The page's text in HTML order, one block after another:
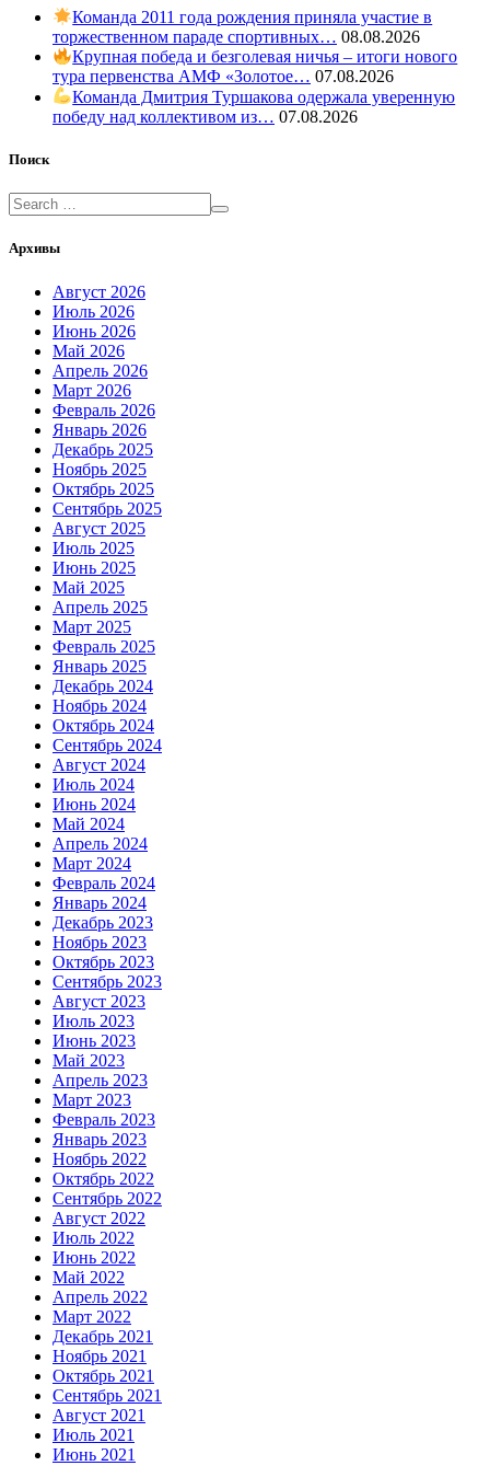
Команда 2011 года рождения приняла участие в
торжественном параде спортивных… 08.08.2026
Крупная победа и безголевая ничья – итоги нового
тура первенства АМФ «Золотое… 07.08.2026
Команда Дмитрия Туршакова одержала уверенную
победу над коллективом из… 07.08.2026
Поиск
Архивы
Август 2026
Июль 2026
Июнь 2026
Май 2026
Апрель 2026
Март 2026
Февраль 2026
Январь 2026
Декабрь 2025
Ноябрь 2025
Октябрь 2025
Сентябрь 2025
Август 2025
Июль 2025
Июнь 2025
Май 2025
Апрель 2025
Март 2025
Февраль 2025
Январь 2025
Декабрь 2024
Ноябрь 2024
Октябрь 2024
Сентябрь 2024
Август 2024
Июль 2024
Июнь 2024
Май 2024
Апрель 2024
Март 2024
Февраль 2024
Январь 2024
Декабрь 2023
Ноябрь 2023
Октябрь 2023
Сентябрь 2023
Август 2023
Июль 2023
Июнь 2023
Май 2023
Апрель 2023
Март 2023
Февраль 2023
Январь 2023
Ноябрь 2022
Октябрь 2022
Сентябрь 2022
Август 2022
Июль 2022
Июнь 2022
Май 2022
Апрель 2022
Март 2022
Декабрь 2021
Ноябрь 2021
Октябрь 2021
Сентябрь 2021
Август 2021
Июль 2021
Июнь 2021